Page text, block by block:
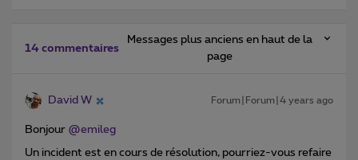
14 commentaires
Messages plus anciens en haut de la
page
David W Forum|Forum|4 years ago
Bonjour @emileg
Un incident est en cours de résolution, pourriez-vous refaire